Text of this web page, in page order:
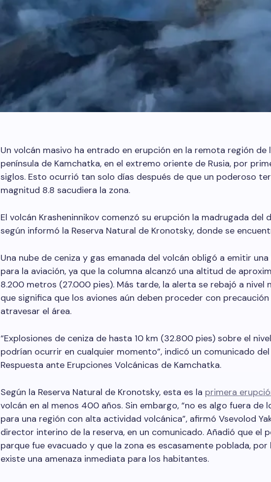
Un volcán masivo ha entrado en erupción en la remota región de
península de Kamchatka, en el extremo oriente de Rusia, por
siglos. Esto ocurrió tan solo días después de que un poderoso
magnitud 8.8 sacudiera la zona.
El volcán Krasheninnikov comenzó su erupción la madrugada del
según informó la Reserva Natural de Kronotsky, donde se
Una nube de ceniza y gas emanada del volcán obligó a emitir
para la aviación, ya que la columna alcanzó una altitud de
8.200 metros (27.000 pies). Más tarde, la alerta se rebajó a nivel
que significa que los aviones aún deben proceder con precaución
atravesar el área.
“Explosiones de ceniza de hasta 10 km (32.800 pies) sobre el
podrían ocurrir en cualquier momento”, indicó un comunicado
Respuesta ante Erupciones Volcánicas de Kamchatka.
Según la Reserva Natural de Kronotsky, esta es la primera
volcán en al menos 400 años. Sin embargo, “no es algo fuera de
para una región con alta actividad volcánica”, afirmó Vsevolod
director interino de la reserva, en un comunicado. Añadió que el
parque fue evacuado y que la zona es escasamente poblada, por
existe una amenaza inmediata para los habitantes.